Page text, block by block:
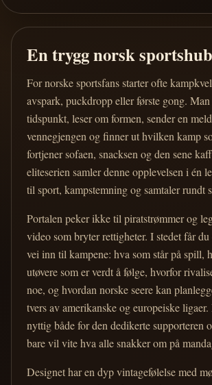
En trygg norsk sportshub
For norske sportsfans starter ofte
avspark, puckdropp eller første gong.
tidspunkt, leser om formen, sender en
vennegjengen og finner ut hvilken kamp
fortjener sofaen, snacksen og den sene
eliteserien samler denne opplevelsen i én
til sport, kampstemning og samtaler rundt
Portalen peker ikke til piratstrømmer og
video som bryter rettigheter. I stedet får
vei inn til kampene: hva som står på spill,
utøvere som er verdt å følge, hvorfor
noe, og hvordan norske seere kan
tvers av amerikanske og europeiske
nyttig både for den dedikerte supporteren
bare vil vite hva alle snakker om på
Designet har en dyp vintagefølelse med